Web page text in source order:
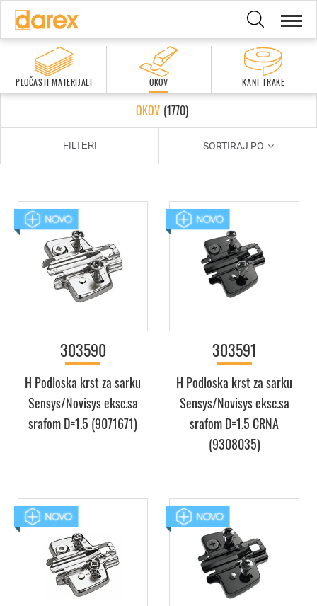
PLOČASTI MATERIJALI OKOV KANT TRAKE
OKOV (1770)
FILTERI SORTIRAJ PO
303590
H Podloska krst za sarku
Sensys/Novisys eksc.sa
srafom D=1.5 (9071671)
303591
H Podloska krst za sarku
Sensys/Novisys eksc.sa
srafom D=1.5 CRNA
(9308035)